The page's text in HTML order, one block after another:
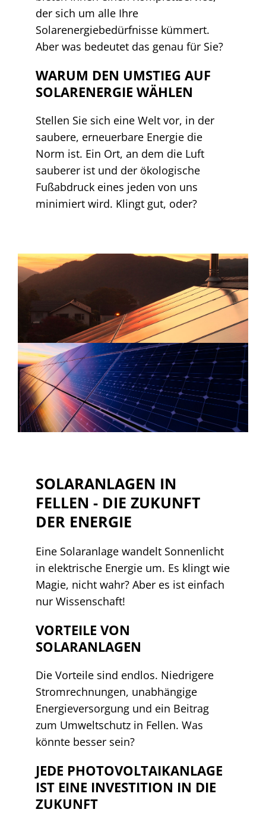
der sich um alle Ihre
Solarenergiebedürfnisse kümmert.
Aber was bedeutet das genau für Sie?
WARUM DEN UMSTIEG AUF
SOLARENERGIE WÄHLEN
Stellen Sie sich eine Welt vor, in der
saubere, erneuerbare Energie die
Norm ist. Ein Ort, an dem die Luft
sauberer ist und der ökologische
Fußabdruck eines jeden von uns
minimiert wird. Klingt gut, oder?
SOLARANLAGEN IN
FELLEN - DIE ZUKUNFT
DER ENERGIE
Eine Solaranlage wandelt Sonnenlicht
in elektrische Energie um. Es klingt wie
Magie, nicht wahr? Aber es ist einfach
nur Wissenschaft!
VORTEILE VON
SOLARANLAGEN
Die Vorteile sind endlos. Niedrigere
Stromrechnungen, unabhängige
Energieversorgung und ein Beitrag
zum Umweltschutz in Fellen. Was
könnte besser sein?
JEDE PHOTOVOLTAIKANLAGE
IST EINE INVESTITION IN DIE
ZUKUNFT